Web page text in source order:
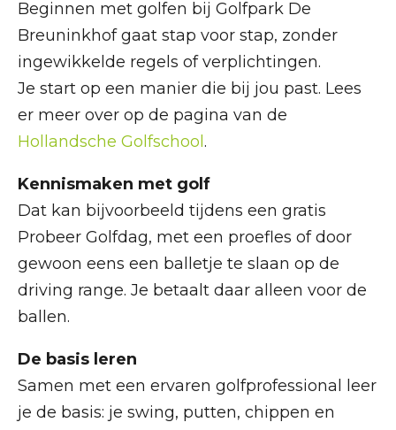
Beginnen met golfen bij Golfpark De
Breuninkhof gaat stap voor stap, zonder
ingewikkelde regels of verplichtingen.
Je start op een manier die bij jou past. Lees
er meer over op de pagina van de
Hollandsche Golfschool .
Kennismaken met golf
Dat kan bijvoorbeeld tijdens een gratis
Probeer Golfdag, met een proefles of door
gewoon eens een balletje te slaan op de
driving range. Je betaalt daar alleen voor de
ballen.
De basis leren
Samen met een ervaren golfprofessional leer
je de basis: je swing, putten, chippen en